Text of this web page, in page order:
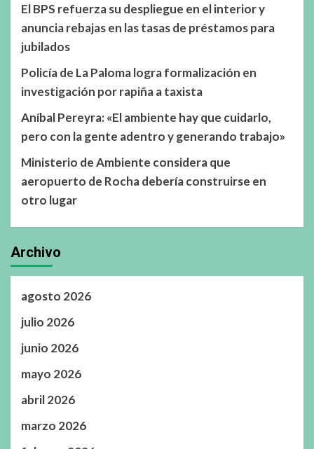
El BPS refuerza su despliegue en el interior y
anuncia rebajas en las tasas de préstamos para
jubilados
Policía de La Paloma logra formalización en
investigación por rapiña a taxista
Aníbal Pereyra: «El ambiente hay que cuidarlo,
pero con la gente adentro y generando trabajo»
Ministerio de Ambiente considera que
aeropuerto de Rocha debería construirse en
otro lugar
Archivo
agosto 2026
julio 2026
junio 2026
mayo 2026
abril 2026
marzo 2026